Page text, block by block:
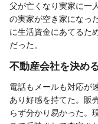
父が亡くなり実家に一
の実家が空き家になっ
に生活資金にあてるた
だった。
不動産会社を決め
電話もメールも対応が
あり好感を持てた。販
らず分かり易かった。